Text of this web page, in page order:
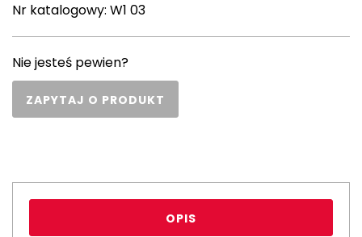
Nr katalogowy: W1 03
Nie jesteś pewien?
ZAPYTAJ O PRODUKT
OPIS